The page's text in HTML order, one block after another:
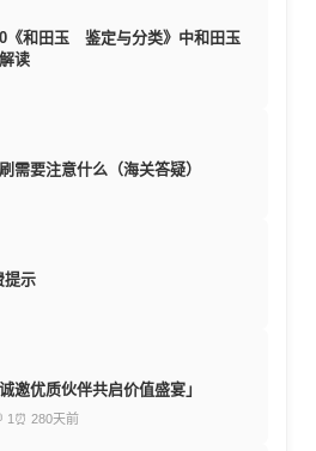
《和田玉 鉴定与分类》中和田玉
读
需要注意什么（海关答疑）
提示
邀优质伙伴共启价值盛宴」
1 ⏰ 280天前